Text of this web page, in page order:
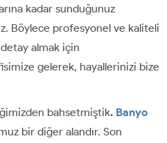
kadar sunduğunuz
Böylece profesyonel ve kaliteli
almak için
gelerek, hayallerinizi bize
bahsetmiştik. Banyo
bir diğer alandır. Son